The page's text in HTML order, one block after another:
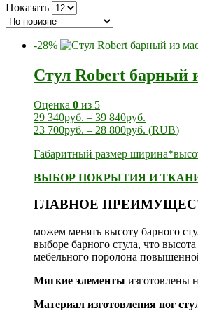
Показать
-28%
Стул Robert барный
Оценка 0 из 5
29 340руб.–39 840руб.
23 700руб. – 28 800руб. (RUB)
Габаритный размер
ВЫБОР ПОКРЫТИЯ И
ГЛАВНОЕ
можем менять высоту барного
выборе барного стула, что
мебельного поролона
Мягкие элементы изготовлены
Материал изготовления ног